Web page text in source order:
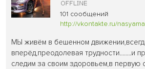
101 сообщений
http://vkontakte.ru/
МЫ живём в бешенном
вперёд,преодолевая трудности........и
следим за своим здоровьем,в первую